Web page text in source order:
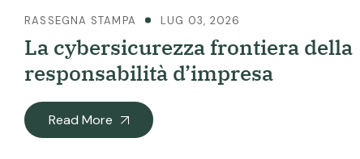
RASSEGNA STAMPA LUG 03, 2026
La cybersicurezza frontiera della
responsabilità d’impresa
Read More